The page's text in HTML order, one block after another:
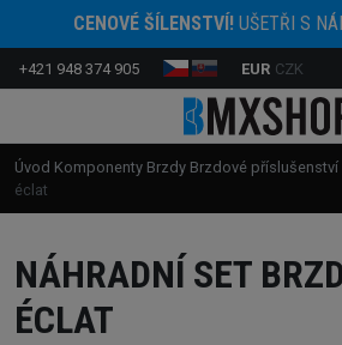
CENOVÉ ŠÍLENSTVÍ!UŠETŘI S
+421 948 374 905 EUR CZK
Úvod Komponenty Brzdy Brzdové příslušenství
éclat
NÁHRADNÍ SET
ÉCLAT